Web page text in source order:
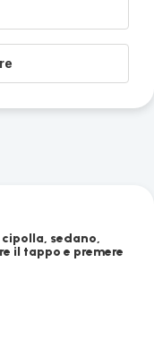
sedano,
il tappo e premere